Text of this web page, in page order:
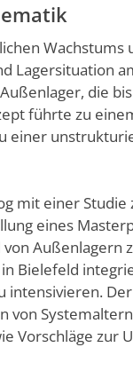
Lagersituation
die
führte zu
einer
mit einer
eines
von
Bielefeld
intensivieren.
von
Vorschläge zur